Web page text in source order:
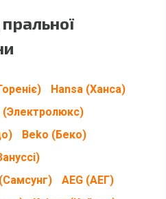
Hansa (Ханса)
(Электролюкс)
Beko (Беко)
AEG (АЕГ)